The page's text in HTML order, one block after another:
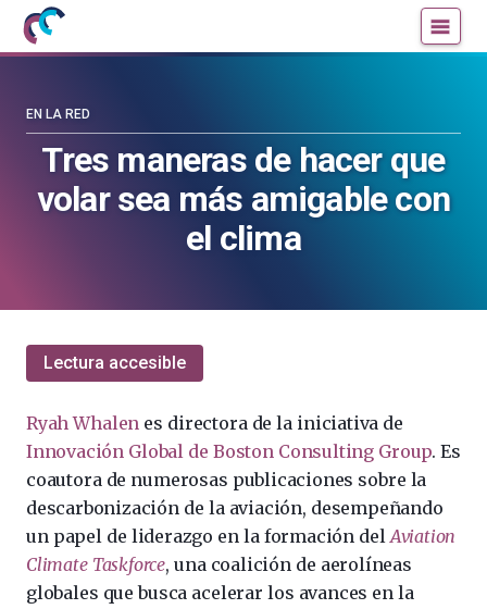
Mujeres
con
Cultura
Científica
blog
Cultura
Científica
Tres maneras de hacer que
volar sea más amigable con
el clima
EN LA RED
Lectura accesible
Ryah Whalen es directora de la iniciativa de
Innovación Global de Boston Consulting Group. Es
coautora de numerosas publicaciones sobre la
descarbonización de la aviación, desempeñando
un papel de liderazgo en la formación delAviation
Climate Taskforce, una coalición de aerolíneas
globales que busca acelerar los avances en la